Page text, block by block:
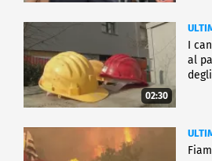
02:30
I
al